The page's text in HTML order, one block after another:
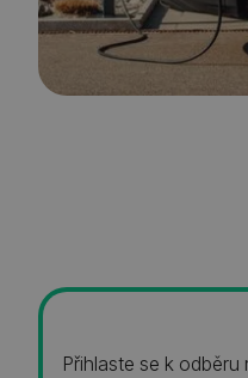
Přihlaste se k